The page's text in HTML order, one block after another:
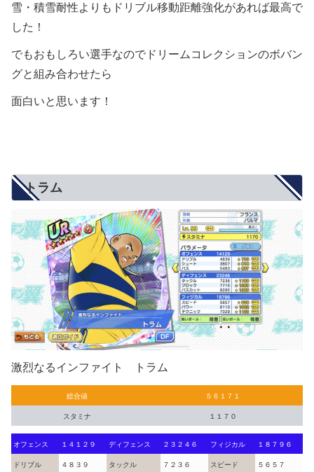
雪・積雪耐性よりもドリブル移動距離強化があれば最高で
した！
でもおもしろい選手なのでドリームコレクションのボバン
グと組み合わせたら
面白いと思います！
トラム
激烈なるインファイト トラム
総合値 ５６１７１
スタミナ １１７０
オフェンス １４１２９ ディフェンス ２３２４６ フィジカル １８７９６
ドリブル ４８３９ タックル ７２３６ スピード ５６５７